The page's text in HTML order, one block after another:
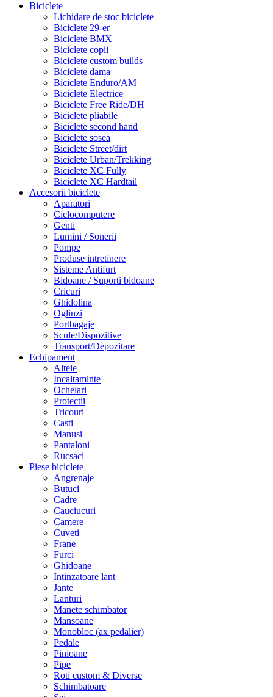
Biciclete
Lichidare de stoc biciclete
Biciclete 29-er
Biciclete BMX
Biciclete copii
Biciclete custom builds
Biciclete dama
Biciclete Enduro/AM
Biciclete Electrice
Biciclete Free Ride/DH
Biciclete pliabile
Biciclete second hand
Biciclete sosea
Biciclete Street/dirt
Biciclete Urban/Trekking
Biciclete XC Fully
Biciclete XC Hardtail
Accesorii biciclete
Aparatori
Ciclocomputere
Genti
Lumini / Sonerii
Pompe
Produse intretinere
Sisteme Antifurt
Bidoane / Suporti bidoane
Cricuri
Ghidolina
Oglinzi
Portbagaje
Scule/Dispozitive
Transport/Depozitare
Echipament
Altele
Incaltaminte
Ochelari
Protectii
Tricouri
Casti
Manusi
Pantaloni
Rucsaci
Piese biciclete
Angrenaje
Butuci
Cadre
Cauciucuri
Camere
Cuveti
Frane
Furci
Ghidoane
Intinzatoare lant
Jante
Lanturi
Manete schimbator
Mansoane
Monobloc (ax pedalier)
Pedale
Pinioane
Pipe
Roti custom & Diverse
Schimbatoare